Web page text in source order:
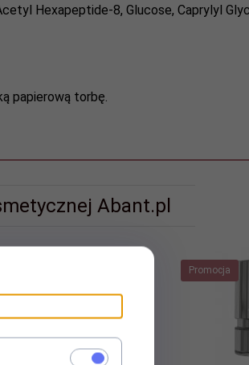
Hexapeptide-8, Glucose, Caprylyl
papierową torbę.
Abant.pl
Promocja